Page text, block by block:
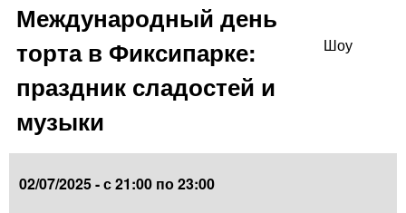
Международный день
торта в Фиксипарке:
праздник сладостей и
музыки
Шоу
02/07/2025 -с21:00 по23:00